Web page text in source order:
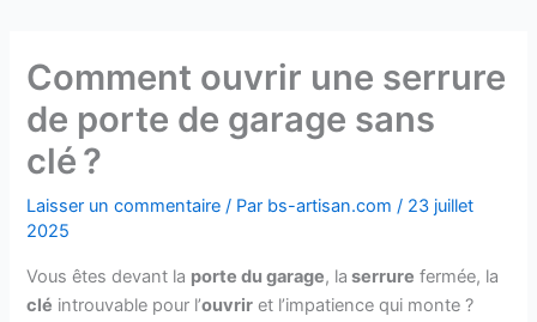
Comment ouvrir une serrure
de porte de garage sans
clé ?
Laisser un commentaire / Par bs-artisan.com/ 23 juillet
2025
Vous êtes devant la porte du garage, la serrure fermée, la
clé introuvable pour l’ouvrir et l’impatience qui monte ?